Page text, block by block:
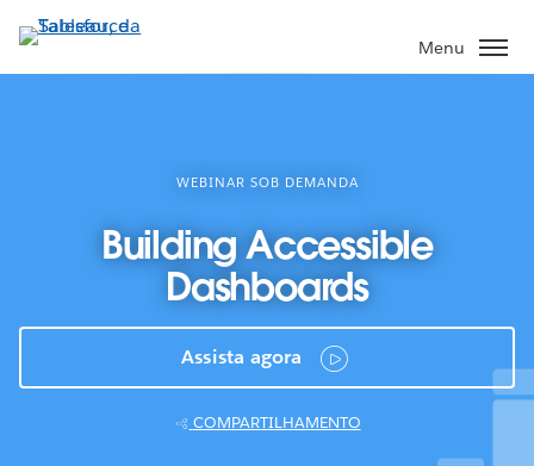
Pular
para
o
Menu
WEBINAR SOB DEMANDA
Building Accessible
Dashboards
Assista agora
COMPARTILHAMENTO